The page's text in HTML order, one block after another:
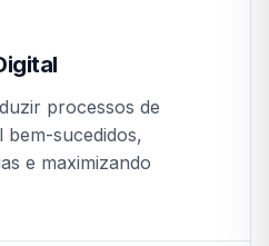
processos de
bem-sucedidos,
e maximizando